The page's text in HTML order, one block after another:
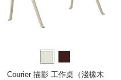
Courier 描影 工作桌（淺橡木